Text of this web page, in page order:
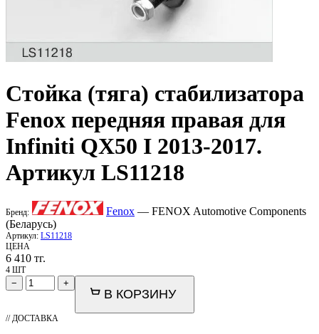
Стойка (тяга) стабилизатора
Fenox передняя правая для
Infiniti QX50 I 2013-2017.
Артикул LS11218
Бренд: Fenox — FENOX Automotive Components
(Беларусь)
Артикул: LS11218
ЦЕНА
6 410 тг.
4 ШТ
− +
В КОРЗИНУ
// ДОСТАВКА